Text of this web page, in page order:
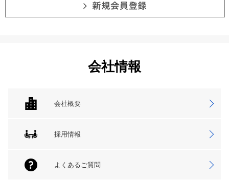
会社情報
会社概要
採用情報
よくあるご質問